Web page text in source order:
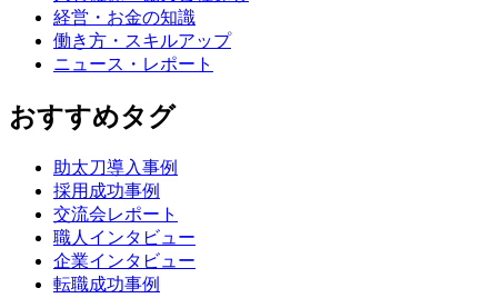
経営・お金の知識
働き方・スキルアップ
ニュース・レポート
おすすめタグ
助太刀導入事例
採用成功事例
交流会レポート
職人インタビュー
企業インタビュー
転職成功事例